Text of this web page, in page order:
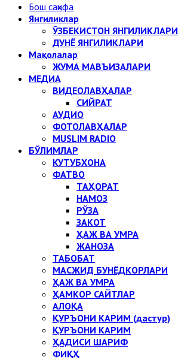
Бош саҳифа
Янгиликлар
ЎЗБЕКИСТОН ЯНГИЛИКЛАРИ
ДУНЁ ЯНГИЛИКЛАРИ
Мақолалар
ЖУМА МАВЪИЗАЛАРИ
МЕДИА
ВИДЕОЛАВҲАЛАР
СИЙРАТ
АУДИО
ФОТОЛАВҲАЛАР
MUSLIM RADIO
БЎЛИМЛАР
КУТУБХОНА
ФАТВО
ТАҲОРАТ
НАМОЗ
РЎЗА
ЗАКОТ
ҲАЖ ВА УМРА
ЖАНОЗА
ТАБОБАТ
МАСЖИД БУНЁДКОРЛАРИ
ҲАЖ ВА УМРА
ҲАМКОР САЙТЛАР
АЛОҚА
ҚУРЪОНИ КАРИМ (дастур)
ҚУРЪОНИ КАРИМ
ҲАДИСИ ШАРИФ
ФИҚҲ